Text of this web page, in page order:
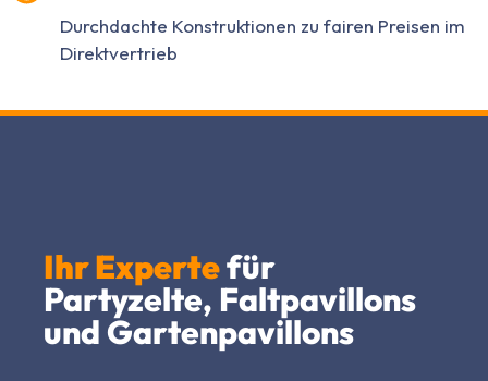
Durchdachte Konstruktionen zu fairen Preisen im
Direktvertrieb
Ihr Expertefür
Partyzelte, Faltpavillons
und Gartenpavillons